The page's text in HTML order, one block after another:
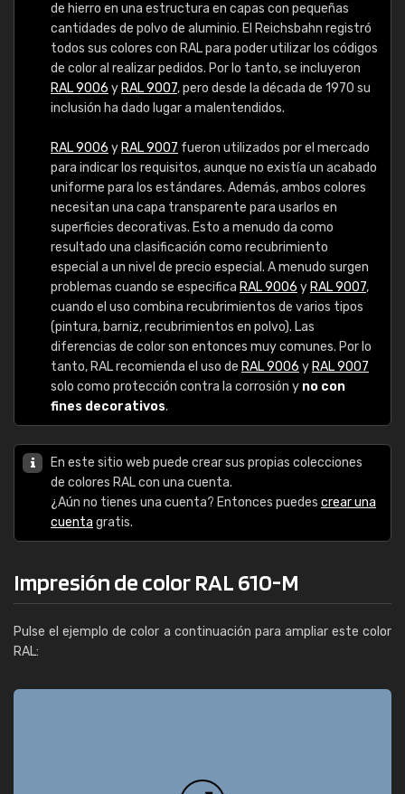
de hierro en una estructura en capas con pequeñas
cantidades de polvo de aluminio. El Reichsbahn registró
todos sus colores con RAL para poder utilizar los códigos
de color al realizar pedidos. Por lo tanto, se incluyeron
RAL 9006 y RAL 9007, pero desde la década de 1970 su
inclusión ha dado lugar a malentendidos.
RAL 9006 y RAL 9007 fueron utilizados por el mercado
para indicar los requisitos, aunque no existía un acabado
uniforme para los estándares. Además, ambos colores
necesitan una capa transparente para usarlos en
superficies decorativas. Esto a menudo da como
resultado una clasificación como recubrimiento
especial a un nivel de precio especial. A menudo surgen
problemas cuando se especifica RAL 9006 y RAL 9007,
cuando el uso combina recubrimientos de varios tipos
(pintura, barniz, recubrimientos en polvo). Las
diferencias de color son entonces muy comunes. Por lo
tanto, RAL recomienda el uso de RAL 9006 y RAL 9007
solo como protección contra la corrosión y no con
fines decorativos.
En este sitio web puede crear sus propias colecciones
de colores RAL con una cuenta.
¿Aún no tienes una cuenta? Entonces puedes crear una
cuenta gratis.
Impresión de color RAL 610-M
Pulse el ejemplo de color a continuación para ampliar este color
RAL: